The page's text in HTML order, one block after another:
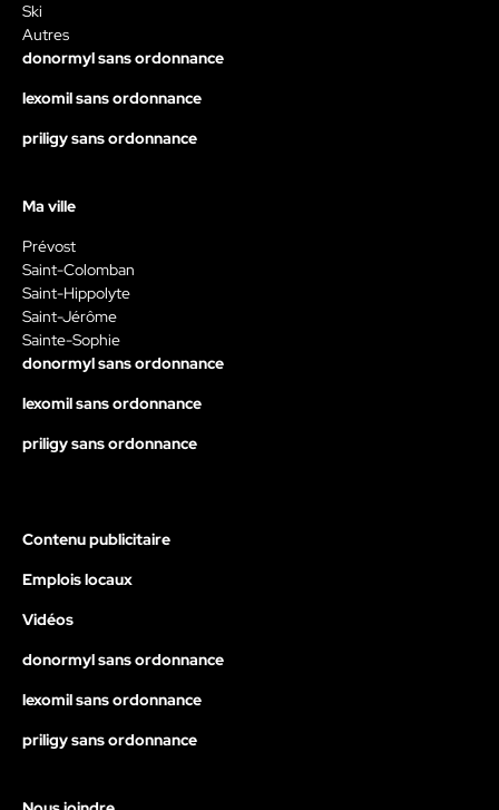
Ski
Autres
donormyl sans ordonnance
lexomil sans ordonnance
priligy sans ordonnance
Ma ville
Prévost
Saint-Colomban
Saint-Hippolyte
Saint-Jérôme
Sainte-Sophie
donormyl sans ordonnance
lexomil sans ordonnance
priligy sans ordonnance
Contenu publicitaire
Emplois locaux
Vidéos
donormyl sans ordonnance
lexomil sans ordonnance
priligy sans ordonnance